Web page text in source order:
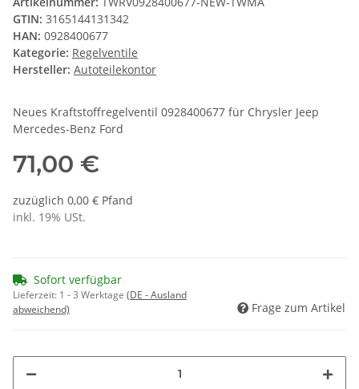
GTIN: 3165144131342
HAN: 0928400677
Kategorie: Regelventile
Hersteller: Autoteilekontor
Neues Kraftstoffregelventil 0928400677 für Chrysler Jeep
Mercedes-Benz Ford
71,00 €
zuzüglich 0,00 € Pfand
inkl. 19% USt.
Sofort verfügbar
Lieferzeit: 1 - 3 Werktage (DE - Ausland
abweichend)
Frage zum Artikel